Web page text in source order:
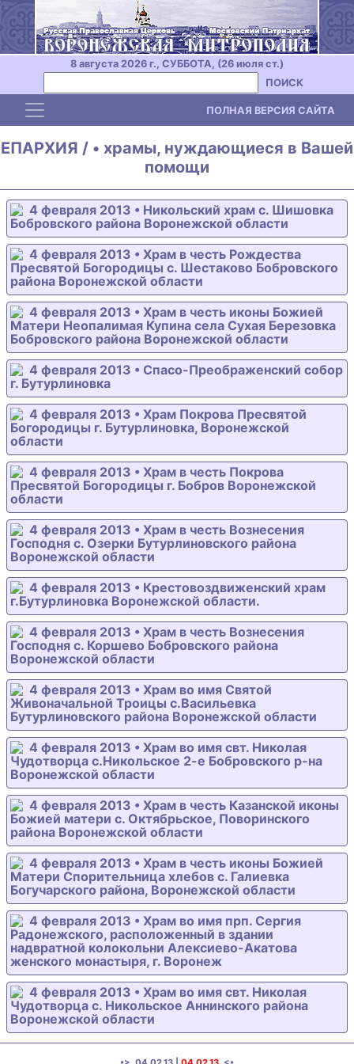
8 августа 2026 г., СУББОТА, (26 июля ст.)
ПОИСК
Toggle navigation ПОЛНАЯ ВЕРСИЯ САЙТА
ЕПАРХИЯ / • храмы, нуждающиеся в Вашей
помощи
4 февраля 2013 • Никольский храм с. Шишовка
Бобровского района Воронежской области
4 февраля 2013 • Храм в честь Рождества
Пресвятой Богородицы с. Шестаково Бобровского
района Воронежской области
4 февраля 2013 • Храм в честь иконы Божией
Матери Неопалимая Купина села Сухая Березовка
Бобровского района Воронежской области
4 февраля 2013 • Спасо-Преображенский собор
г. Бутурлиновка
4 февраля 2013 • Храм Покрова Пресвятой
Богородицы г. Бутурлиновка, Воронежской
области
4 февраля 2013 • Храм в честь Покрова
Пресвятой Богородицы г. Бобров Воронежской
области
4 февраля 2013 • Храм в честь Вознесения
Господня с. Озерки Бутурлиновского района
Воронежской области
4 февраля 2013 • Крестовоздвиженский храм
г.Бутурлиновка Воронежской области.
4 февраля 2013 • Храм в честь Вознесения
Господня с. Коршево Бобровского района
Воронежской области
4 февраля 2013 • Храм во имя Святой
Живоначальной Троицы с.Васильевка
Бутурлиновского района Воронежской области
4 февраля 2013 • Храм во имя свт. Николая
Чудотворца с.Никольское 2-е Бобровского р-на
Воронежской области
4 февраля 2013 • Храм в честь Казанской иконы
Божией матери с. Октябрьское, Поворинского
района Воронежской области
4 февраля 2013 • Храм в честь иконы Божией
Матери Спорительница хлебов с. Галиевка
Богучарского района, Воронежской области
4 февраля 2013 • Храм во имя прп. Сергия
Радонежского, расположенный в здании
надвратной колокольни Алексиево-Акатова
женского монастыря, г. Воронеж
4 февраля 2013 • Храм во имя свт. Николая
Чудотворца с. Никольское Аннинского района
Воронежской области